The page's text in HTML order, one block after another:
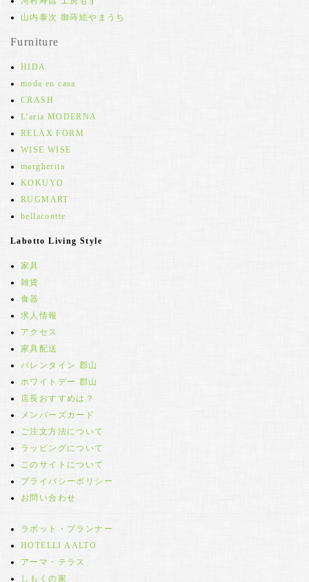
山内泰次 御蒔絵やまうち
Furniture
HIDA
moda en casa
CRASH
L'aria MODERNA
RELAX FORM
WISE WISE
margherita
KOKUYO
RUGMART
bellacontte
Labotto Living Style
家具
雑貨
食器
求人情報
アクセス
家具配送
バレンタイン 郡山
ホワイトデー 郡山
店長おすすめは？
メンバーズカード
ご注文方法について
ラッピングについて
このサイトについて
プライバシーポリシー
お問い合わせ
ラボット・プランナー
HOTELLI AALTO
アーマ・テラス
しもくの家